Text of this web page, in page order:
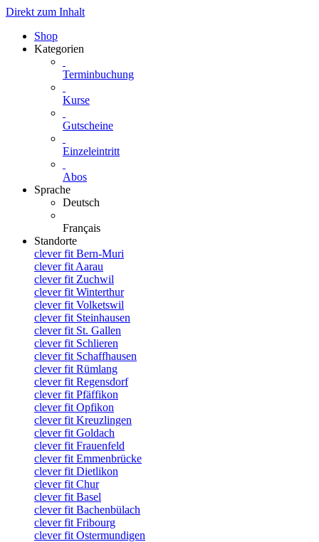
Direkt zum Inhalt
Shop
Kategorien
Terminbuchung
Kurse
Gutscheine
Einzeleintritt
Abos
Sprache
Deutsch
Français
Standorte
clever fit Bern-Muri
clever fit Aarau
clever fit Zuchwil
clever fit Winterthur
clever fit Volketswil
clever fit Steinhausen
clever fit St. Gallen
clever fit Schlieren
clever fit Schaffhausen
clever fit Rümlang
clever fit Regensdorf
clever fit Pfäffikon
clever fit Opfikon
clever fit Kreuzlingen
clever fit Goldach
clever fit Frauenfeld
clever fit Emmenbrücke
clever fit Dietlikon
clever fit Chur
clever fit Basel
clever fit Bachenbülach
clever fit Fribourg
clever fit Ostermundigen